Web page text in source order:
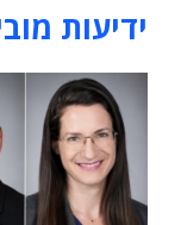
ידיעות